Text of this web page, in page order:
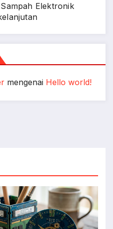
Elektronik
mengenai Hello world!